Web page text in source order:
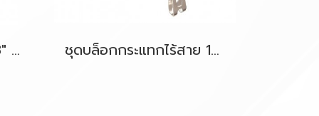
รถเข็นตัดหญ้าไร้สาย 18" 36V-BL (18Vx2) MAKITA DLM460Z ตัวเครื่องเปล่า ชุดบล็อกกระแทกไร้สาย 1/2" 40V-BL MAKITA TW004GD201